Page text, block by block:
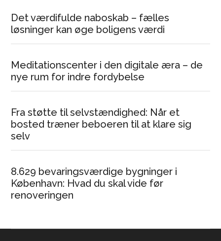
Det værdifulde naboskab – fælles
løsninger kan øge boligens værdi
Meditationscenter i den digitale æra – de
nye rum for indre fordybelse
Fra støtte til selvstændighed: Når et
bosted træner beboeren til at klare sig
selv
8.629 bevaringsværdige bygninger i
København: Hvad du skal vide før
renoveringen